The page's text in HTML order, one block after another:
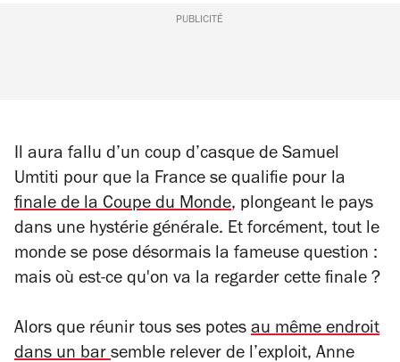
PUBLICITÉ
Il aura fallu d’un coup d’casque de Samuel
Umtiti pour que la France se qualifie pour la
finale de la Coupe du Monde, plongeant le pays
dans une hystérie générale. Et forcément, tout le
monde se pose désormais la fameuse question :
mais où est-ce qu'on va la regarder cette finale ?
Alors que réunir tous ses potes au même endroit
dans un barsemble relever de l’exploit, Anne